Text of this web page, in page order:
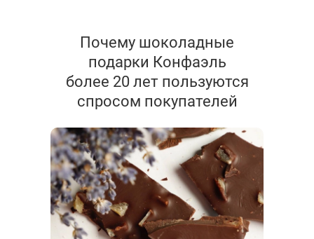
Почему шоколадные
подарки Конфаэль
более 20 лет пользуются
спросом покупателей